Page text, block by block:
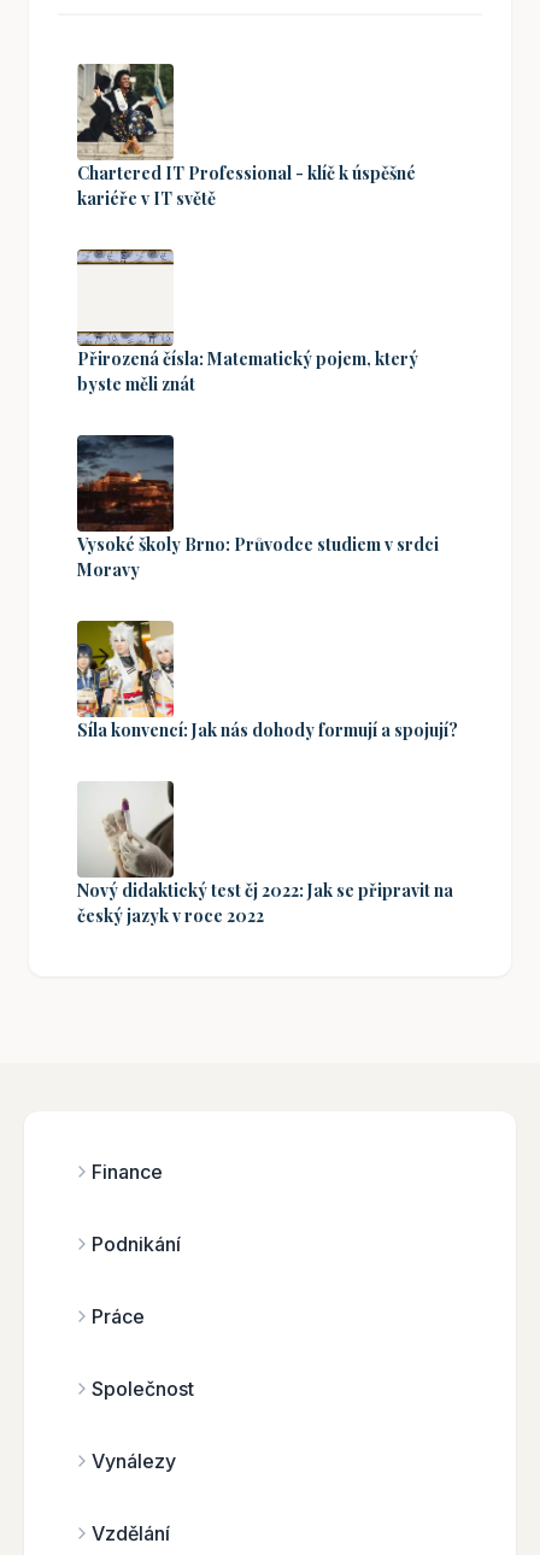
Chartered IT Professional - klíč k úspěšné
kariéře v IT světě
Přirozená čísla: Matematický pojem, který
byste měli znát
Vysoké školy Brno: Průvodce studiem v srdci
Moravy
Síla konvencí: Jak nás dohody formují a spojují?
Nový didaktický test čj 2022: Jak se připravit na
český jazyk v roce 2022
Finance
Podnikání
Práce
Společnost
Vynálezy
Vzdělání